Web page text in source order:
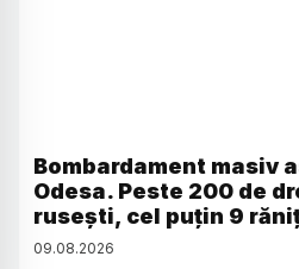
Bombardament masiv
Odesa. Peste 200 de
rusești, cel puțin 9
09.08.2026